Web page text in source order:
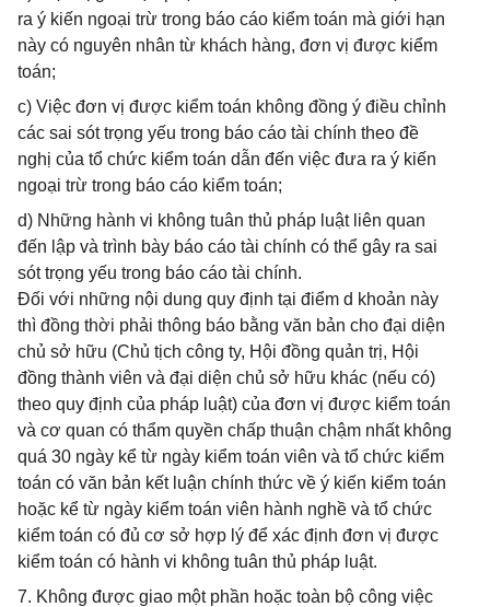
ra ý kiến ngoại trừ trong báo cáo kiểm toán mà giới hạn
này có nguyên nhân từ khách hàng, đơn vị được kiểm
toán;
c) Việc đơn vị được kiểm toán không đồng ý điều chỉnh
các sai sót trọng yếu trong báo cáo tài chính theo đề
nghị của tổ chức kiểm toán dẫn đến việc đưa ra ý kiến
ngoại trừ trong báo cáo kiểm toán;
d) Những hành vi không tuân thủ pháp luật liên quan
đến lập và trình bày báo cáo tài chính có thể gây ra sai
sót trọng yếu trong báo cáo tài chính.
Đối với những nội dung quy định tại điểm d khoản này
thì đồng thời phải thông báo bằng văn bản cho đại diện
chủ sở hữu (Chủ tịch công ty, Hội đồng quản trị, Hội
đồng thành viên và đại diện chủ sở hữu khác (nếu có)
theo quy định của pháp luật) của đơn vị được kiểm toán
và cơ quan có thẩm quyền chấp thuận chậm nhất không
quá 30 ngày kể từ ngày kiểm toán viên và tổ chức kiểm
toán có văn bản kết luận chính thức về ý kiến kiểm toán
hoặc kể từ ngày kiểm toán viên hành nghề và tổ chức
kiểm toán có đủ cơ sở hợp lý để xác định đơn vị được
kiểm toán có hành vi không tuân thủ pháp luật.
7. Không được giao một phần hoặc toàn bộ công việc